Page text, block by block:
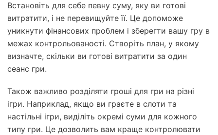
Встановіть для себе певну суму, яку ви готові
витратити, і не перевищуйте її. Це допоможе
уникнути фінансових проблем і зберегти вашу гру в
межах контрольованості. Створіть план, у якому
визначте, скільки ви готові витратити за один
сеанс гри.
Також важливо розділяти гроші для гри на різні
ігри. Наприклад, якщо ви граєте в слоти та
настільні ігри, виділіть окремі суми для кожного
типу гри. Це дозволить вам краще контролювати